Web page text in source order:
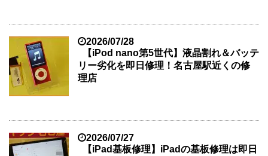
2026/07/28
【iPod nano第5世代】液晶割れ＆バッテ
リー劣化を即日修理！名古屋駅近くの修
理店
2026/07/27
【iPad基板修理】iPadの基板修理は即日